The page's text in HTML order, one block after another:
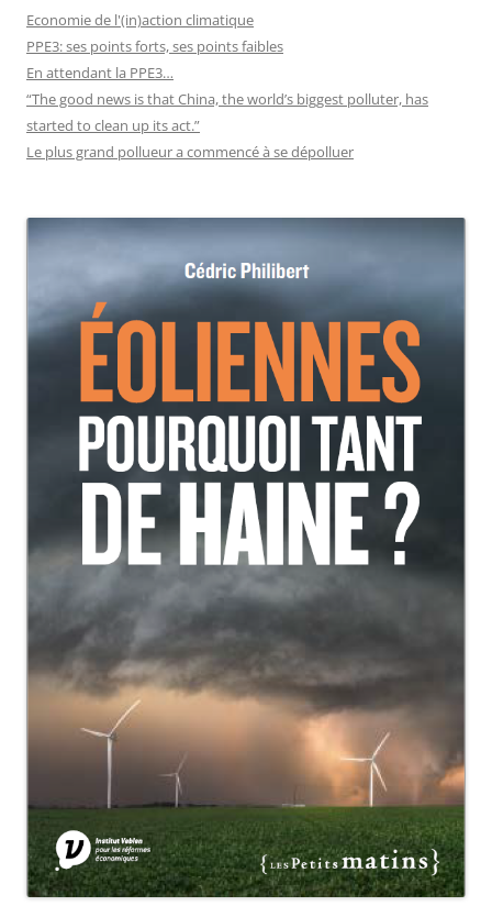
Economie de l'(in)action climatique
PPE3: ses points forts, ses points faibles
En attendant la PPE3…
“The good news is that China, the world’s biggest polluter, has
started to clean up its act.”
Le plus grand pollueur a commencé à se dépolluer